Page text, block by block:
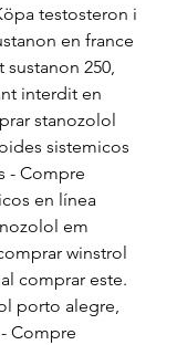
testosteron i
en france
sustanon 250,
interdit en
stanozolol
sistemicos
- Compre
en línea
em
winstrol
comprar este.
porto alegre,
Compre